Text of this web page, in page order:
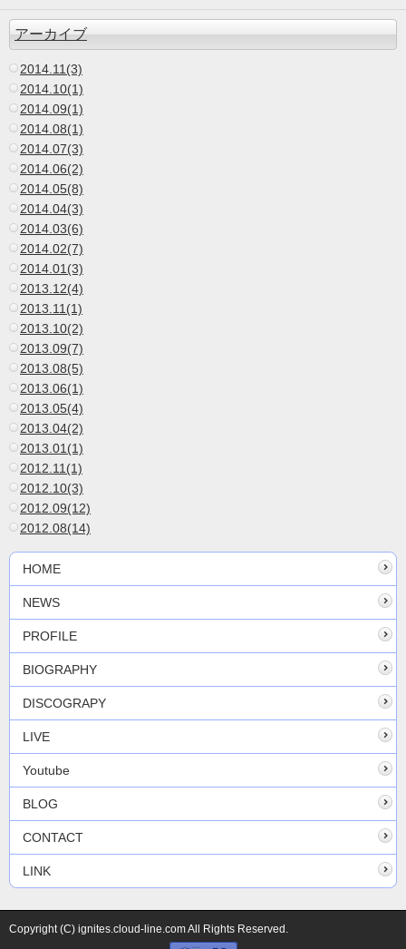
アーカイブ
2014.11(3)
2014.10(1)
2014.09(1)
2014.08(1)
2014.07(3)
2014.06(2)
2014.05(8)
2014.04(3)
2014.03(6)
2014.02(7)
2014.01(3)
2013.12(4)
2013.11(1)
2013.10(2)
2013.09(7)
2013.08(5)
2013.06(1)
2013.05(4)
2013.04(2)
2013.01(1)
2012.11(1)
2012.10(3)
2012.09(12)
2012.08(14)
HOME
NEWS
PROFILE
BIOGRAPHY
DISCOGRAPY
LIVE
Youtube
BLOG
CONTACT
LINK
Copyright (C) ignites.cloud-line.com All Rights Reserved.